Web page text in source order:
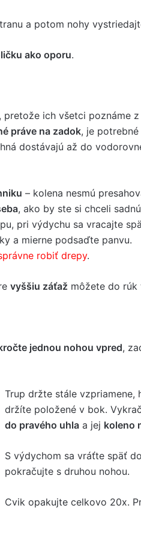
a potom nohy
ako oporu.
ich všetci poznáme z
práve na zadok, je potrebné
dostávajú až do
– kolena nesmú
, ako by ste si chceli
pri výdychu sa vracajte
a mierne podsaďte panvu.
robiť drepy.
vyššiu záťaž môžete do rúk
jednou nohou vpred,
Trup držte stále vzpriamene,
držíte položené v bok.
do pravého uhla a jej koleno
S výdychom sa vráťte späť
pokračujte s druhou nohou.
Cvik opakujte celkovo 20x.